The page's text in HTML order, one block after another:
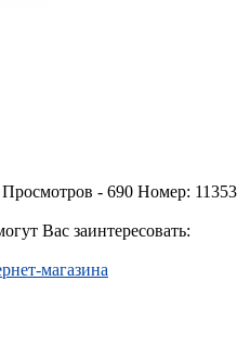
- 690 Номер:
Вас заинтересовать:
магазина